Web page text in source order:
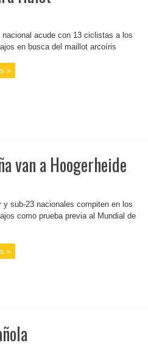
nacional acude con 13 ciclistas a los
en busca del maillot arcoíris
»
van a Hoogerheide
y sub-23 nacionales compiten en los
como prueba previa al Mundial de
»